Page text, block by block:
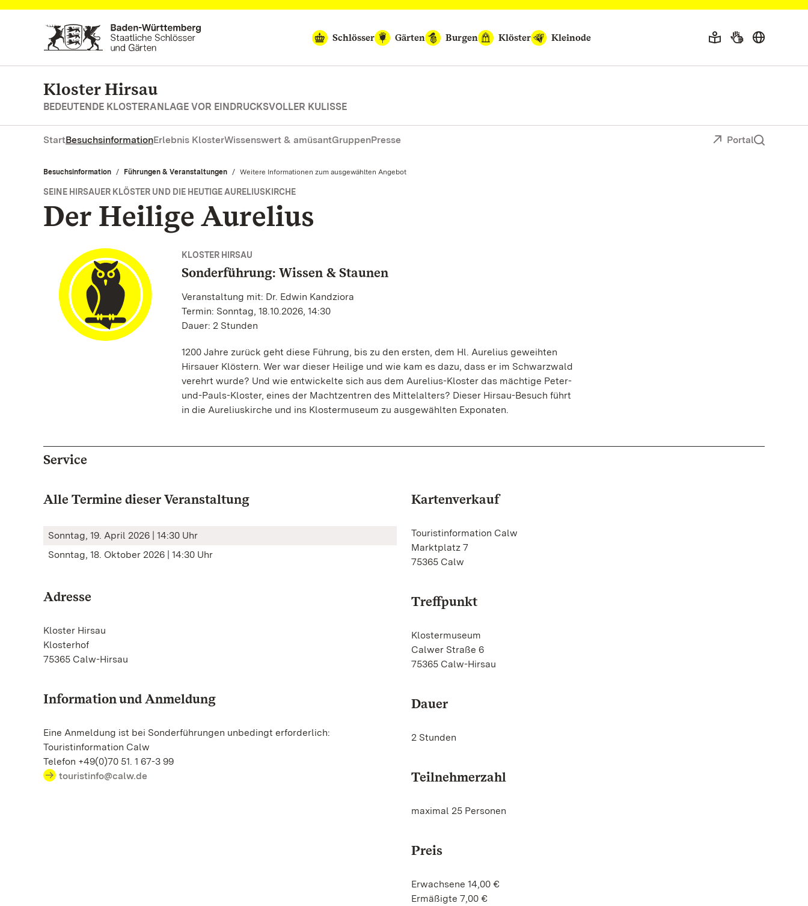
Zum Hauptinhalt springen
Schlösser
Gärten Burgen Klöster Kleinode
Kloster Hirsau
BEDEUTENDE KLOSTERANLAGE VOR EINDRUCKSVOLLER KULISSE
StartBesuchsinformationErlebnis KlosterWissenswert & amüsantGruppenPresse Portal
Besuchsinformation Führungen & Veranstaltungen Aktuell:
Weitere Informationen zum ausgewählten Angebot
SEINE HIRSAUER KLÖSTER UND DIE HEUTIGE AURELIUSKIRCHE
Der Heilige Aurelius
KLOSTER HIRSAU
Sonderführung: Wissen & Staunen
Veranstaltung mit: Dr. Edwin Kandziora
Termin: Sonntag, 18.10.2026, 14:30
Dauer: 2 Stunden
1200 Jahre zurück geht diese Führung, bis zu den ersten, dem Hl. Aurelius geweihten
Hirsauer Klöstern. Wer war dieser Heilige und wie kam es dazu, dass er im Schwarzwald
verehrt wurde? Und wie entwickelte sich aus dem Aurelius-Kloster das mächtige Peter-
und-Pauls-Kloster, eines der Machtzentren des Mittelalters? Dieser Hirsau-Besuch führt
in die Aureliuskirche und ins Klostermuseum zu ausgewählten Exponaten.
Service
Alle Termine dieser Veranstaltung
Sonntag, 19. April 2026 | 14:30 Uhr
Sonntag, 18. Oktober 2026 | 14:30 Uhr
Adresse
Kloster Hirsau
Klosterhof
75365 Calw-Hirsau
Information und Anmeldung
Eine Anmeldung ist bei Sonderführungen unbedingt erforderlich:
Touristinformation Calw
Telefon +49(0)70 51. 1 67-3 99
touristinfo@calw.de
Kartenverkauf
Touristinformation Calw
Marktplatz 7
75365 Calw
Treffpunkt
Klostermuseum
Calwer Straße 6
75365 Calw-Hirsau
Dauer
2 Stunden
Teilnehmerzahl
maximal 25 Personen
Preis
Erwachsene 14,00 €
Ermäßigte 7,00 €